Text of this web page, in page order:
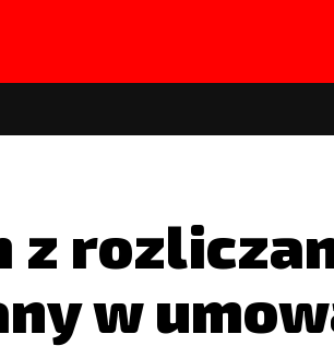
z
w